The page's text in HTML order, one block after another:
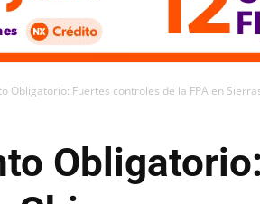
Obligatorio: Fuertes controles de la FPA en